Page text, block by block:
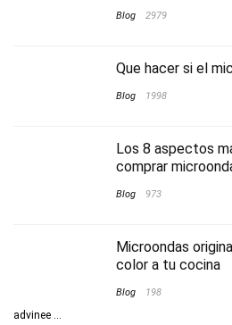
Blog 2979
Que hacer si el
Blog 1998
Los 8 aspectos
comprar
Blog 973
Microondas
color a tu cocina
Blog 198
advinee ...